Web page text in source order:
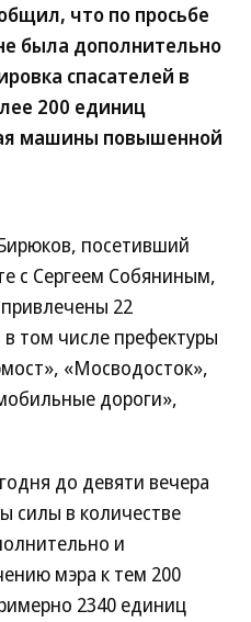
что по просьбе
была дополнительно
спасателей в
200 единиц
машины повышенной
посетивший
с Сергеем Собяниным,
22
том числе префектуры
«Мосводосток»,
дороги»,
до девяти вечера
силы в количестве
и
мэра к тем 200
2340 единиц